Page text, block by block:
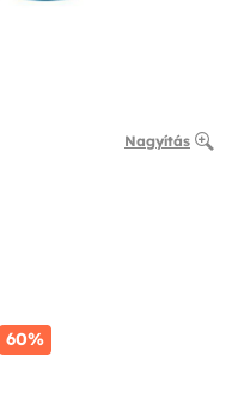
Nagyítás
60%